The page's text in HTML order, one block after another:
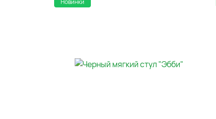
Новинки